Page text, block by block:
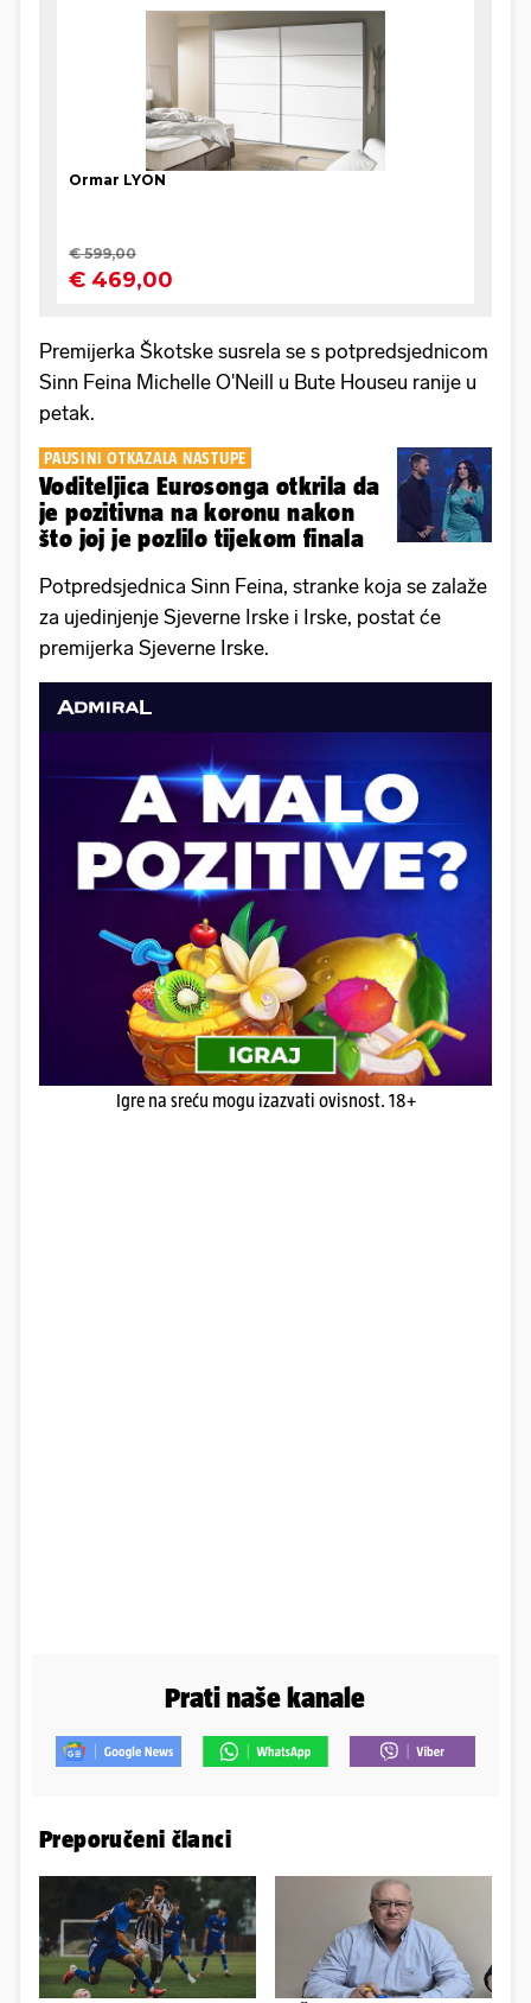
Premijerka Škotske susrela se s potpredsjednicom
Sinn Feina Michelle O'Neill u Bute Houseu ranije u
petak.
PAUSINI OTKAZALA NASTUPE
Voditeljica Eurosonga otkrila da
je pozitivna na koronu nakon
što joj je pozlilo tijekom finala
Potpredsjednica Sinn Feina, stranke koja se zalaže
za ujedinjenje Sjeverne Irske i Irske, postat će
premijerka Sjeverne Irske.
Igre na sreću mogu izazvati ovisnost. 18+
Prati naše kanale
Preporučeni članci